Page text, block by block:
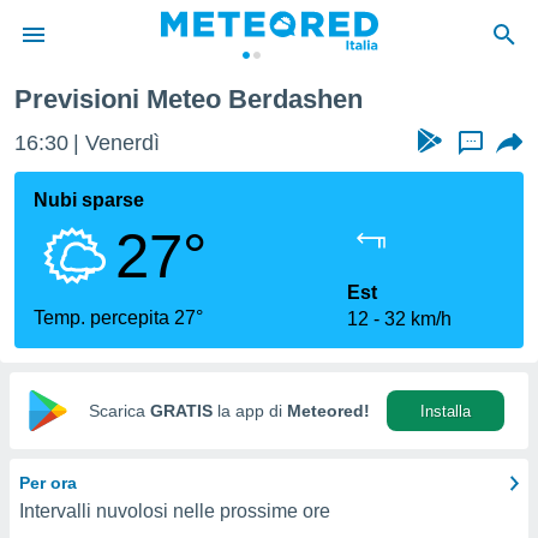
di
per
le
di
Previsioni Meteo Berdashen
16:30 Venerdì ...
Nubi sparse
27°
Temp. percepita 27°
Est
12
32 km/h
Scarica GRATIS la app di Meteored! Installa
Per ora
Intervalli nuvolosi nelle prossime ore